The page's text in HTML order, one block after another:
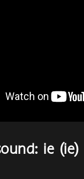
ie (ie)